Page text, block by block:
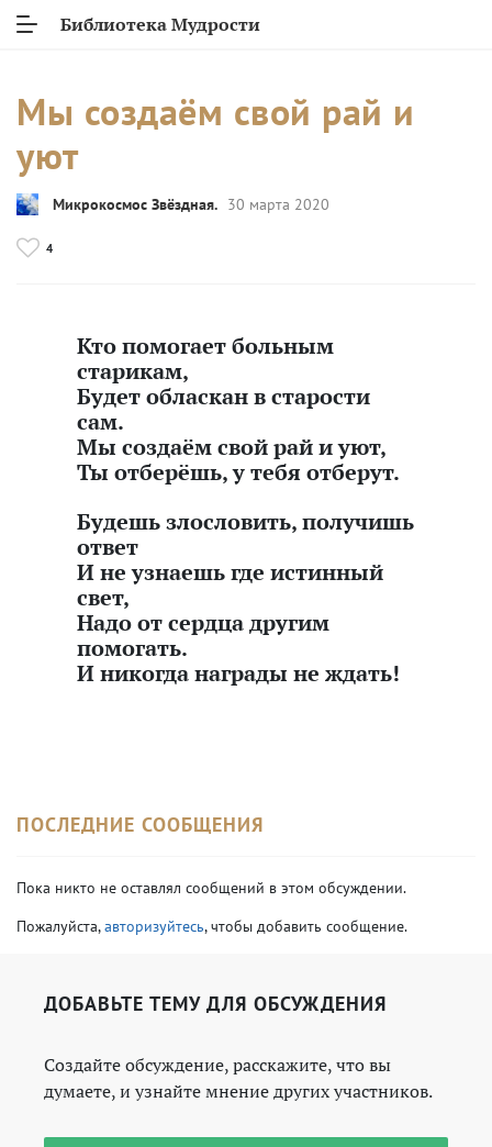
Библиотека Мудрости
Мы создаём свой рай и
уют
Микрокосмос Звёздная. 30 марта 2020
4
Кто помогает больным
старикам,
Будет обласкан в старости
сам.
Мы создаём свой рай и уют,
Ты отберёшь, у тебя отберут.
Будешь злословить, получишь
ответ
И не узнаешь где истинный
свет,
Надо от сердца другим
помогать.
И никогда награды не ждать!
ПОСЛЕДНИЕ СООБЩЕНИЯ
Пока никто не оставлял сообщений в этом обсуждении.
Пожалуйста,авторизуйтесь, чтобы добавить сообщение.
ДОБАВЬТЕ ТЕМУ ДЛЯ ОБСУЖДЕНИЯ
Создайте обсуждение, расскажите, что вы
думаете, и узнайте мнение других участников.